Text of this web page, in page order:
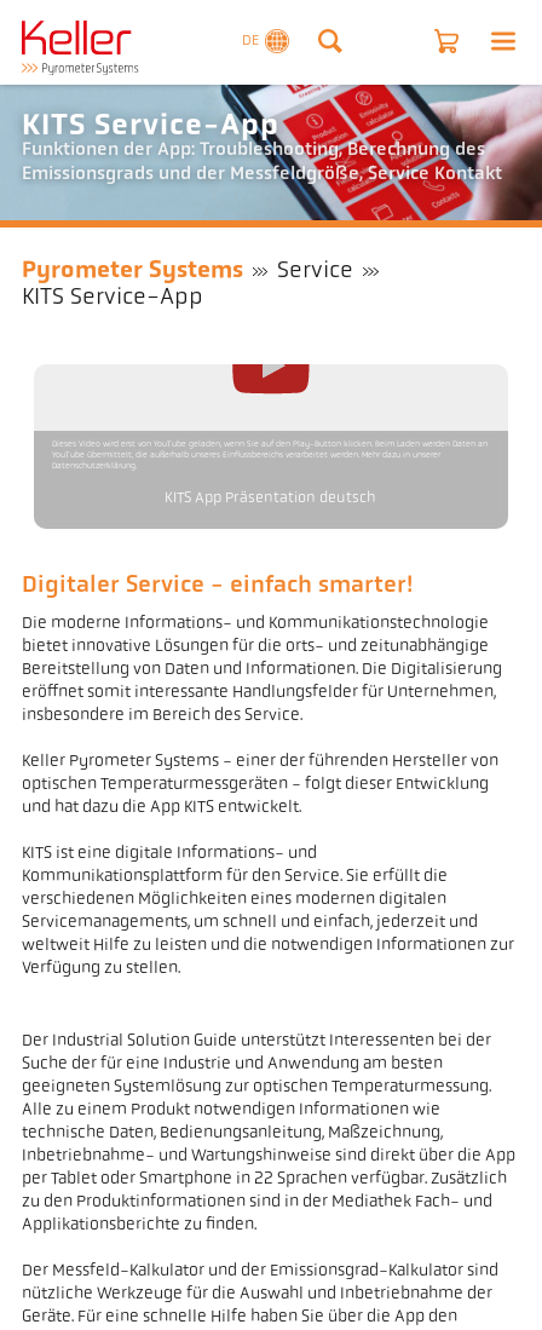
DE
KITS Service-App
Funktionen der App: Troubleshooting, Berechnung des
Emissionsgrads und der Messfeldgröße, Service Kontakt
Pyrometer Systems
Service
KITS Service-App
Dieses Video wird erst von YouTube geladen, wenn Sie auf den Play-Button klicken. Beim Laden werden Daten an
YouTube übermittelt, die außerhalb unseres Einflussbereichs verarbeitet werden. Mehr dazu in unserer
Datenschutzerklärung.
KITS App Präsentation deutsch
Digitaler Service - einfach smarter!
Die moderne Informations- und Kommunikationstechnologie
bietet innovative Lösungen für die orts- und zeitunabhängige
Bereitstellung von Daten und Informationen. Die Digitalisierung
eröffnet somit interessante Handlungsfelder für Unternehmen,
insbesondere im Bereich des Service.
Keller Pyrometer Systems - einer der führenden Hersteller von
optischen Temperaturmessgeräten - folgt dieser Entwicklung
und hat dazu die App KITS entwickelt.
KITS ist eine digitale Informations- und
Kommunikationsplattform für den Service. Sie erfüllt die
verschiedenen Möglichkeiten eines modernen digitalen
Servicemanagements, um schnell und einfach, jederzeit und
weltweit Hilfe zu leisten und die notwendigen Informationen zur
Verfügung zu stellen.
Der Industrial Solution Guide unterstützt Interessenten bei der
Suche der für eine Industrie und Anwendung am besten
geeigneten Systemlösung zur optischen Temperaturmessung.
Alle zu einem Produkt notwendigen Informationen wie
technische Daten, Bedienungsanleitung, Maßzeichnung,
Inbetriebnahme- und Wartungshinweise sind direkt über die App
per Tablet oder Smartphone in 22 Sprachen verfügbar. Zusätzlich
zu den Produktinformationen sind in der Mediathek Fach- und
Applikationsberichte zu finden.
Der Messfeld-Kalkulator und der Emissionsgrad-Kalkulator sind
nützliche Werkzeuge für die Auswahl und Inbetriebnahme der
Geräte. Für eine schnelle Hilfe haben Sie über die App den